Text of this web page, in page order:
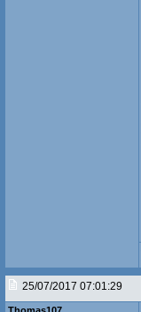
25/07/2017 07:01:29